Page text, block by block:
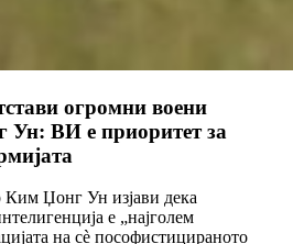
огромни воени
Ун: ВИ е приоритет за
Ким Џонг Ун изјави дека
е „најголем
на сè пософистицираното